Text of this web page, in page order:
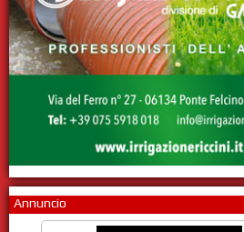
Annuncio